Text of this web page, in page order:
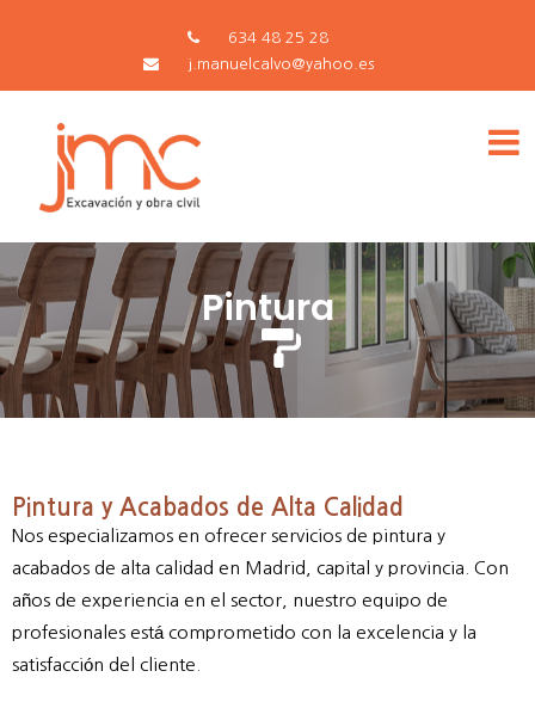
634 48 25 28
j.manuelcalvo@yahoo.es
Pintura
Pintura y Acabados de Alta Calidad
Nos especializamos en ofrecer servicios de pintura y
acabados de alta calidad en Madrid, capital y provincia. Con
años de experiencia en el sector, nuestro equipo de
profesionales está comprometido con la excelencia y la
satisfacción del cliente.